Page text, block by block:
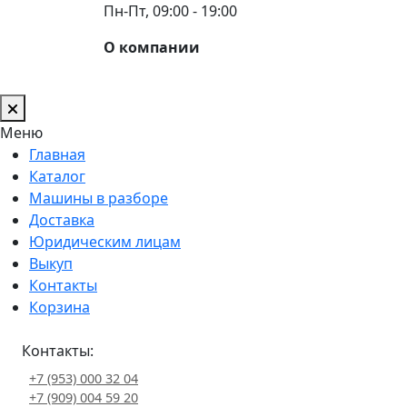
Пн-Пт, 09:00 - 19:00
О компании
Меню
Главная
Каталог
Машины в разборе
Доставка
Юридическим лицам
Выкуп
Контакты
Корзина
Контакты:
+7 (953) 000 32 04
+7 (909) 004 59 20